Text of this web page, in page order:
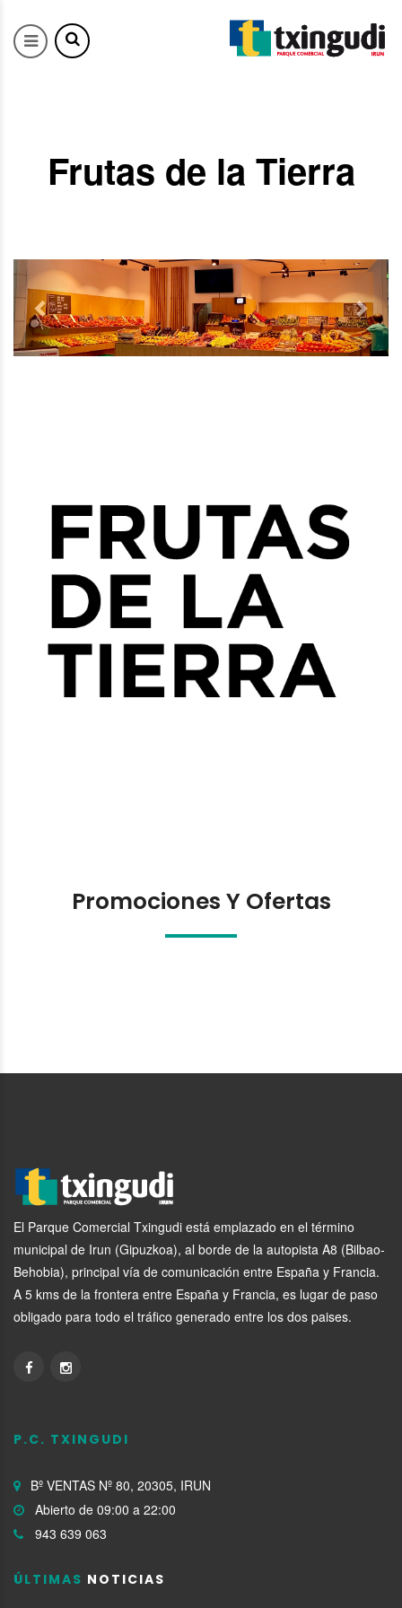
Frutas de la Tierra
Previous Next
Promociones Y Ofertas
El Parque Comercial Txingudi está emplazado en el término
municipal de Irun (Gipuzkoa), al borde de la autopista A8 (Bilbao-
Behobia), principal vía de comunicación entre España y Francia.
A 5 kms de la frontera entre España y Francia, es lugar de paso
obligado para todo el tráfico generado entre los dos paises.
P.C. TXINGUDI
Bº VENTAS Nº 80, 20305, IRUN
Abierto de 09:00 a 22:00
943 639 063
ÚLTIMAS NOTICIAS